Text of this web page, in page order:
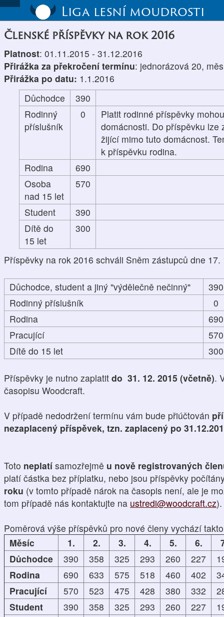
Liga lesní moudrosti
Členské příspěvky na rok 2016
Platnost: 01.11.2015 - 31.12.2016
Přirážka za překročení termínu: jednorázová 20,
Přirážka po datu: 1.1.2016
Důchodce
390
Rodinný
příslušník
0
Platit rodinné příspěvky
domácnosti. Do příspěvku lze
žijící mimo tuto domácnost.
k příspěvku rodina.
Rodina
690
Osoba
nad 15 let
570
Student
390
Dítě do
15 let
300
Příspěvky na rok 2016 schváli Sněm zástupců dne
Důchodce, student a jiný "výdělečně nečinný"
390
Rodinný příslušník
0
Rodina
690
Pracující
570
Dítě do 15 let
300
Příspěvky je nutno zaplatit do 31. 12. 2015 (včetně).
časopisu Woodcraft.
V případě nedodržení termínu vám bude přiúčtován
nezaplacený příspěvek, tzn. zaplacený po
Toto neplatí samozřejmě u nově registrovaných
platí částka bez příplatku, nebo jsou příspěvky
roku (v tomto případě nárok na časopis není, ale je
tom případě nás kontaktujte na ustredi@woodcraft.cz).
Poměrová výše příspěvků pro nové členy vychází
Měsíc
1. 2. 3. 4. 5. 6.
Důchodce
390 358 325 293 260 227
Rodina
690 633 575 518 460 402
Pracující
570 523 475 428 380 332
Student
390 358 325 293 260 227